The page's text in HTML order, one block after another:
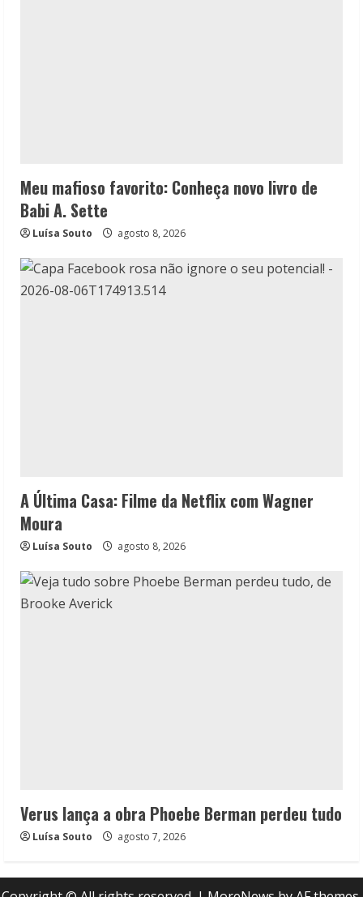
Meu mafioso favorito: Conheça novo livro de
Babi A. Sette
Luísa Souto agosto 8, 2026
A Última Casa: Filme da Netflix com Wagner
Moura
Luísa Souto agosto 8, 2026
Verus lança a obra Phoebe Berman perdeu tudo
Luísa Souto agosto 7, 2026